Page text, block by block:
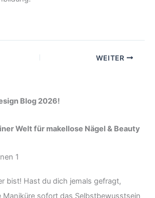
WEITER
Blog 2026!
Welt für makellose Nägel & Beauty
bist! Hast du dich jemals gefragt,
Maniküre sofort das Selbstbewusstsein